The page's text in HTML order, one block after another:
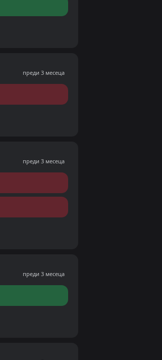
преди 3 месеца
преди 3 месеца
преди 3 месеца